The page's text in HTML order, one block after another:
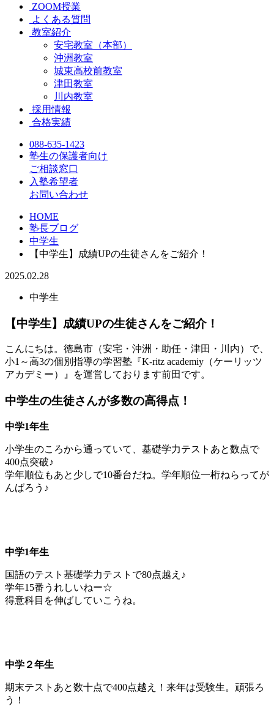
ZOOM授業
よくある質問
教室紹介
安宅教室（本部）
沖洲教室
城東高校前教室
津田教室
川内教室
採用情報
合格実績
088-635-1423
塾生の保護者向け
ご相談窓口
入塾希望者
お問い合わせ
HOME
塾長ブログ
中学生
【中学生】成績UPの生徒さんをご紹介！
2025.02.28
中学生
【中学生】成績UPの生徒さんをご紹介！
こんにちは。徳島市（安宅・沖洲・助任・津田・川内）で、
小1～高3の個別指導の学習塾『K-ritz academiy（ケーリッツ
アカデミー）』を運営しております前田です。
中学生の生徒さんが多数の高得点！
中学1年生
小学生のころから通っていて、基礎学力テストあと数点で
400点突破♪
学年順位もあと少しで10番台だね。学年順位一桁ねらってが
んばろう♪
中学1年生
国語のテスト基礎学力テストで80点越え♪
学年15番うれしいねー☆
得意科目を伸ばしていこうね。
中学２年生
期末テストあと数十点で400点越え！来年は受験生。頑張ろ
う！